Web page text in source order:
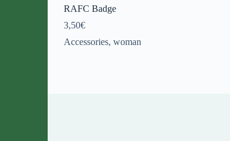
RAFC Badge
3,50€
Accessories,woman